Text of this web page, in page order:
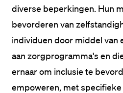
diverse beperkingen. Hun
bevorderen van
individuen door middel van
aan zorgprogramma's en
ernaar om inclusie te
empoweren, met